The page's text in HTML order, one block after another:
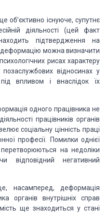
об’єктивно існуюче, супутнє
діяльності (цей факт
підтвердження на
можна визначити
рисах характеру
позаслужбових відносинах у
впливом і внаслідок їх
одного працівника не
працівників органів
соціальну цінність праці
професії. Помилки однієї
перетворюються на недоліки
відповідний негативний
насамперед, деформація
органів внутрішніх справ
ще знаходиться у стані